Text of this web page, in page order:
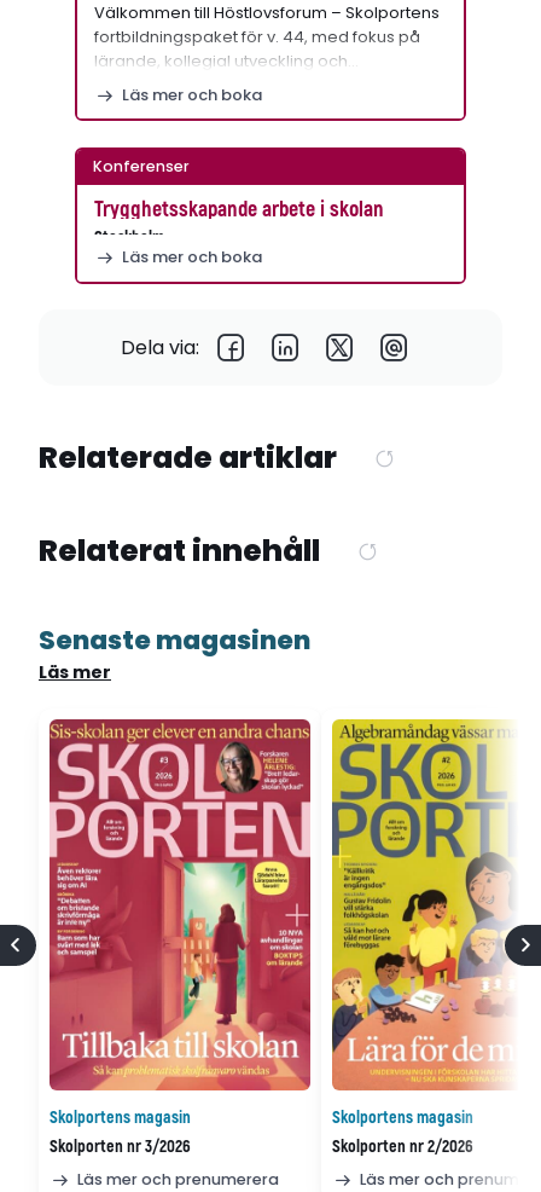
Välkommen till Höstlovsforum – Skolportens
fortbildningspaket för v. 44, med fokus på
lärande, kollegial utveckling och…
Läs mer och boka
Konferenser
Trygghetsskapande arbete i skolan
Stockholm
Läs mer och boka
Dela via:
Relaterade artiklar
Relaterat innehåll
Senaste magasinen
Läs mer
Skolportens magasin
Skolporten nr 3/2026
Läs mer och prenumerera
Skolportens magasin
Skolporten nr 2/2026
Läs mer och